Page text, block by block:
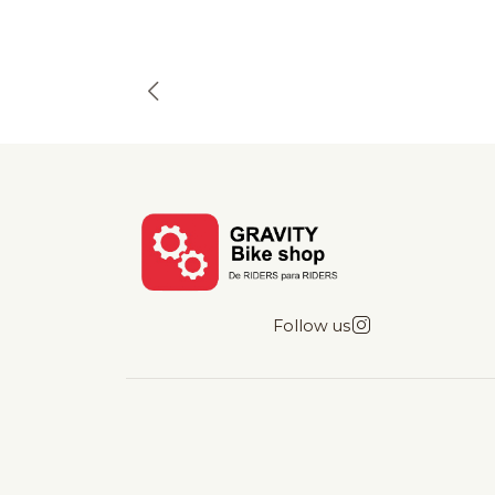
Follow us